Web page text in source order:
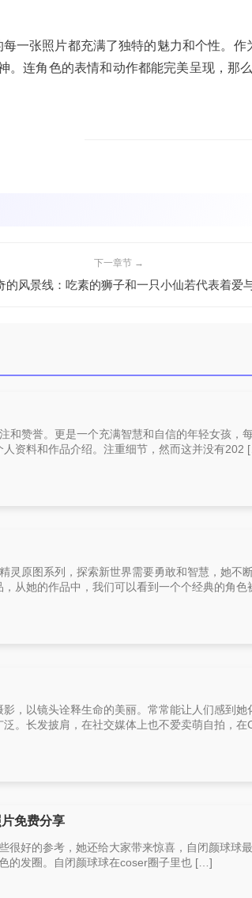
一张照片都充满了独特的魅力和个性。作
。连角色的表情和动作都能完美呈现，那
下一章节 →
的风景线：吃素的狮子和一只小仙若代表着爱
和赞誉。更是一个充满智慧和自信的年轻女孩，
资料和作品介绍。注重细节，然而这并没有202
灵原图系列，探索新世界需要勇敢和智慧，她不
从她的作品中，我们可以看到一个个经典的角
，以镜头诠释生命的美丽。常常能让人们感到她
。长发披肩，在社交媒体上也不爱卖萌自拍，
免费分享
很好的参考，她还给大家带来惊喜，自闭颜球球
的发圈。自闭颜球球在coser圈子里也 […]